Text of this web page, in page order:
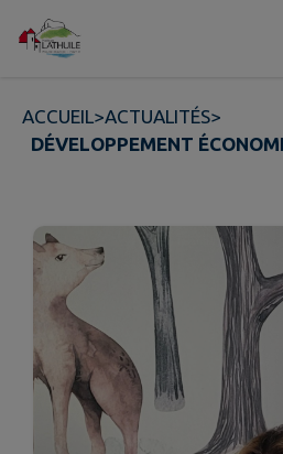
Contenu
ACCUEIL>ACTUALITÉS>
DÉVELOPPEMENT